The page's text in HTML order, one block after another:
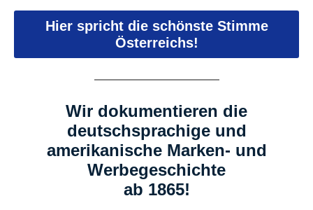
Hier spricht die schönste Stimme
Österreichs!
Wir dokumentieren die
deutschsprachige und
amerikanische Marken- und
Werbegeschichte
ab 1865!